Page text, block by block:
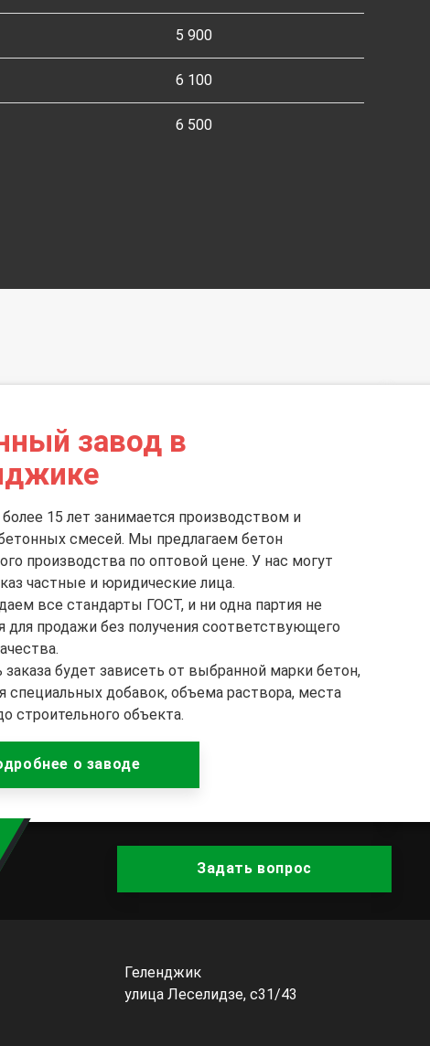
5 900
6 100
6 500
завод в
15 лет занимается производством и
смесей. Мы предлагаем бетон
производства по оптовой цене. У нас могут
частные и юридические лица.
все стандарты ГОСТ, и ни одна партия не
для продажи без получения соответствующего
будет зависеть от выбранной марки бетон,
специальных добавок, объема раствора, места
строительного объекта.
о заводе
Задать вопрос
Геленджик
улица Леселидзе, с31/43